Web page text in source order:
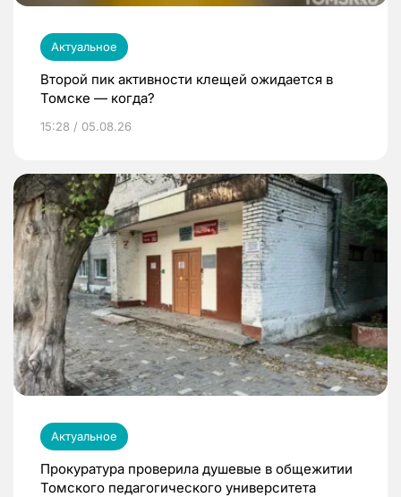
Актуальное
Второй пик активности клещей ожидается в
Томске — когда?
15:28 / 05.08.26
Актуальное
Прокуратура проверила душевые в общежитии
Томского педагогического университета